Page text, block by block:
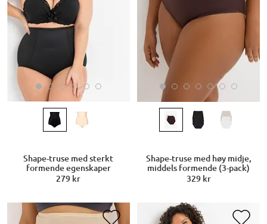
Shape-truse med sterkt
formende egenskaper
279 kr
Shape-truse med høy midje,
middels formende (3-pack)
329 kr